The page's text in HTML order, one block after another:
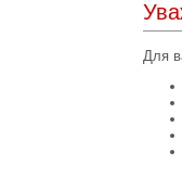
Для